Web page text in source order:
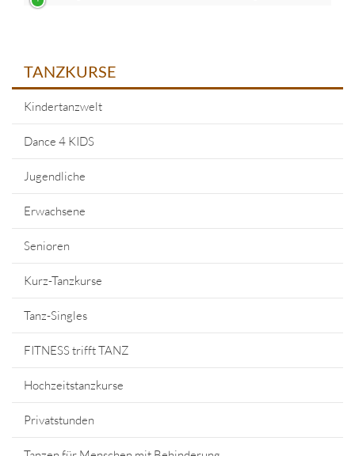
TANZKURSE
Kindertanzwelt
Dance 4 KIDS
Jugendliche
Erwachsene
Senioren
Kurz-Tanzkurse
Tanz-Singles
FITNESS trifft TANZ
Hochzeitstanzkurse
Privatstunden